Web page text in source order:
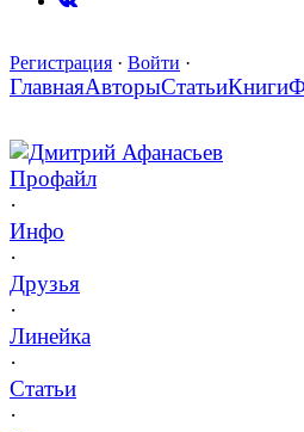
Регистрация · Войти ·
ГлавнаяАвторыСтатьиКниги
Дмитрий Афанасьев
Профайл
·
Инфо
·
Друзья
·
Линейка
·
Статьи
·